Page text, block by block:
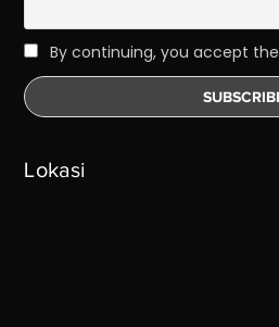
By continuing, you accept
Lokasi